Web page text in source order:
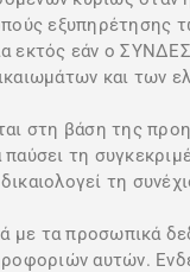
εξυπηρέτησης
εκτός εάν ο
και των
στη βάση της
τη
τη
με τα προσωπικά
αυτών.